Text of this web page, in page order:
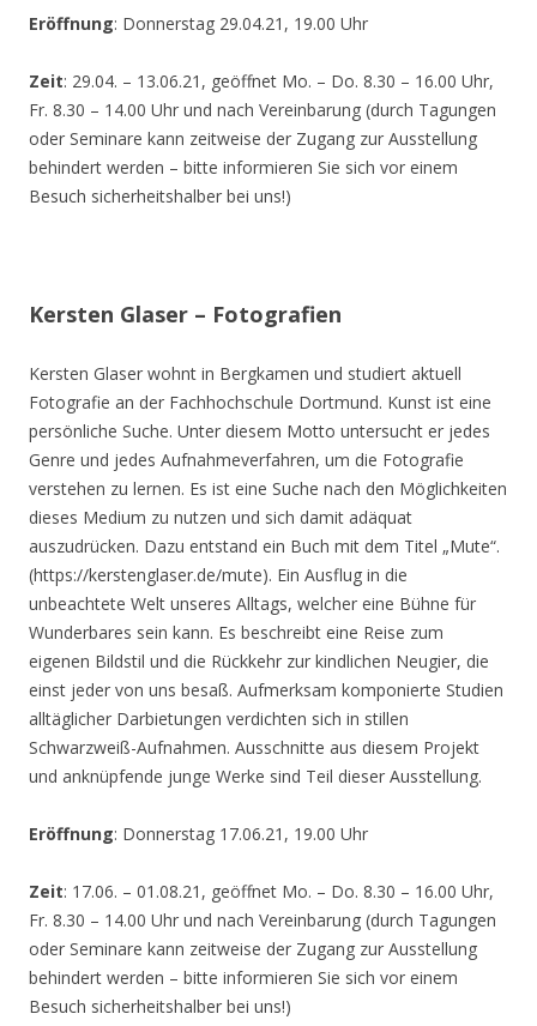
Eröffnung: Donnerstag 29.04.21, 19.00 Uhr
Zeit: 29.04. – 13.06.21, geöffnet Mo. – Do. 8.30 – 16.00 Uhr,
Fr. 8.30 – 14.00 Uhr und nach Vereinbarung (durch Tagungen
oder Seminare kann zeitweise der Zugang zur Ausstellung
behindert werden – bitte informieren Sie sich vor einem
Besuch sicherheitshalber bei uns!)
Kersten Glaser – Fotografien
Kersten Glaser wohnt in Bergkamen und studiert aktuell
Fotografie an der Fachhochschule Dortmund. Kunst ist eine
persönliche Suche. Unter diesem Motto untersucht er jedes
Genre und jedes Aufnahmeverfahren, um die Fotografie
verstehen zu lernen. Es ist eine Suche nach den Möglichkeiten
dieses Medium zu nutzen und sich damit adäquat
auszudrücken. Dazu entstand ein Buch mit dem Titel „Mute“.
(https://kerstenglaser.de/mute). Ein Ausflug in die
unbeachtete Welt unseres Alltags, welcher eine Bühne für
Wunderbares sein kann. Es beschreibt eine Reise zum
eigenen Bildstil und die Rückkehr zur kindlichen Neugier, die
einst jeder von uns besaß. Aufmerksam komponierte Studien
alltäglicher Darbietungen verdichten sich in stillen
Schwarzweiß-Aufnahmen. Ausschnitte aus diesem Projekt
und anknüpfende junge Werke sind Teil dieser Ausstellung.
Eröffnung: Donnerstag 17.06.21, 19.00 Uhr
Zeit: 17.06. – 01.08.21, geöffnet Mo. – Do. 8.30 – 16.00 Uhr,
Fr. 8.30 – 14.00 Uhr und nach Vereinbarung (durch Tagungen
oder Seminare kann zeitweise der Zugang zur Ausstellung
behindert werden – bitte informieren Sie sich vor einem
Besuch sicherheitshalber bei uns!)